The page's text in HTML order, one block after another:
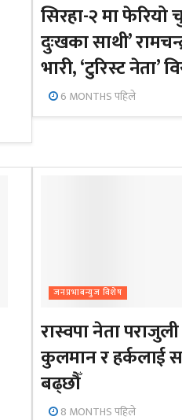
सिरहा-२ मा फेरियो
दुःखका साथी’
भारी, ‘टुरिस्ट
6 MONTHS पहिले
जनप्रभाबन्युज विशेष
रास्वपा नेता
कुलमान र हर्कलाई
बढ्छौँ
8 MONTHS पहिले